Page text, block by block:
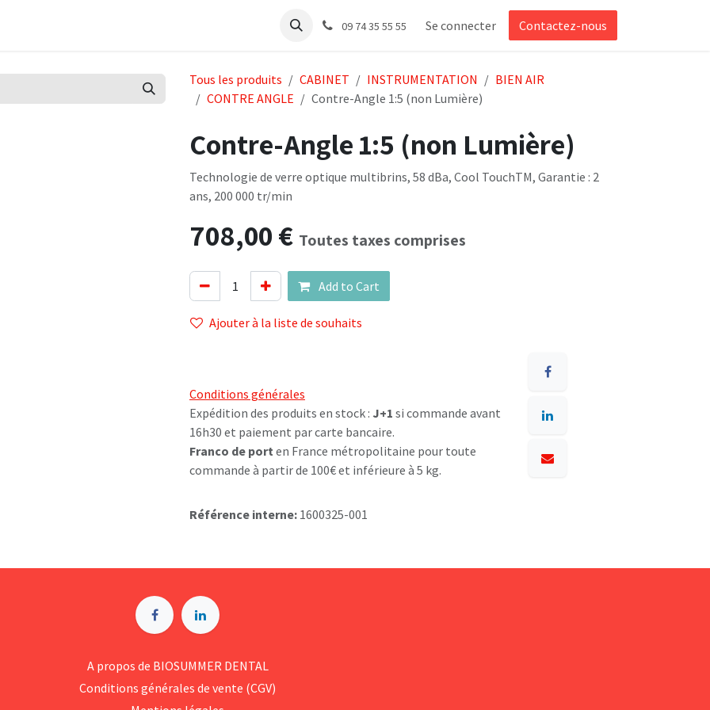
Support09 74 35 55 55 Se connecter Contactez-nous
Tous les produits CABINET INSTRUMENTATION
BIEN AIR
CONTRE ANGLE
Contre-Angle 1:5 (non Lumière)
Contre-Angle 1:5 (non Lumière)
Technologie de verre optique multibrins, 58 dBa, Cool TouchTM, Garantie : 2
ans, 200 000 tr/min
708,00€ Toutes taxes comprises
Add to Cart
Ajouter à la liste de souhaits
Conditions générales
Expédition des produits en stock : J+1 si commande avant
16h30 et paiement par carte bancaire.
Franco de port en France métropolitaine pour toute
commande à partir de 100€ et inférieure à 5 kg.
Référence interne: 1600325-001
A p​ropos de BIOSUMMER DENTAL
Conditions générales d​e vente (CGV)